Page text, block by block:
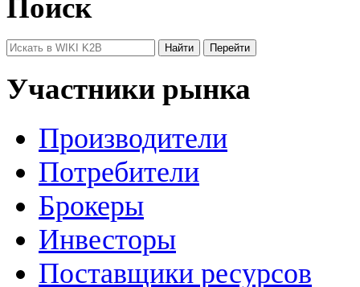
Поиск
Участники рынка
Производители
Потребители
Брокеры
Инвесторы
Поставщики ресурсов